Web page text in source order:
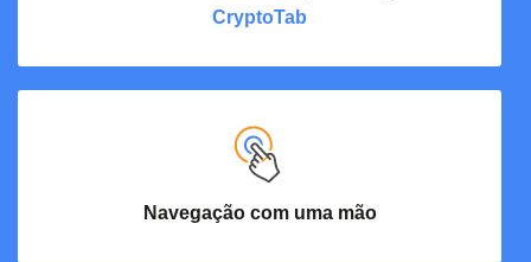
CryptoTab
Navegação com uma mão